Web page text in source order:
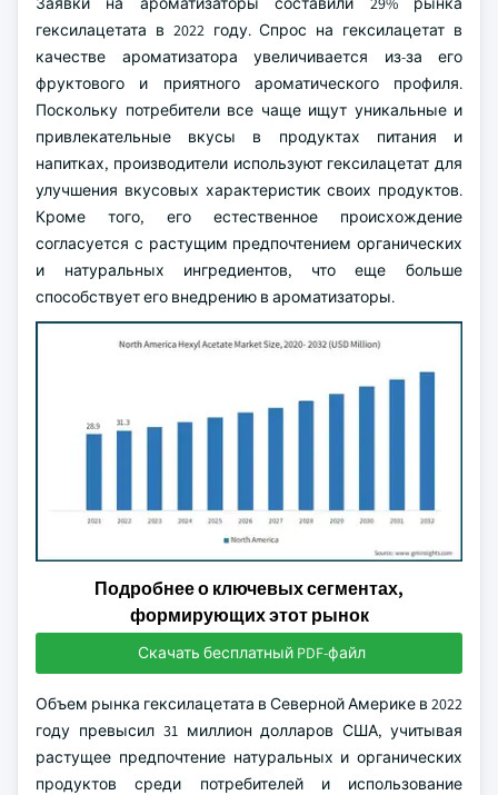
гексилацетата в 2022 году. Спрос на гексилацетат в
качестве ароматизатора увеличивается из-за его
фруктового и приятного ароматического профиля.
Поскольку потребители все чаще ищут уникальные и
привлекательные вкусы в продуктах питания и
напитках, производители используют гексилацетат для
улучшения вкусовых характеристик своих продуктов.
Кроме того, его естественное происхождение
согласуется с растущим предпочтением органических
и натуральных ингредиентов, что еще больше
способствует его внедрению в ароматизаторы.
Подробнее о ключевых сегментах,
формирующих этот рынок
Скачать бесплатный PDF-файл
Объем рынка гексилацетата в Северной Америке в 2022
году превысил 31 миллион долларов США, учитывая
растущее предпочтение натуральных и органических
продуктов среди потребителей и использование